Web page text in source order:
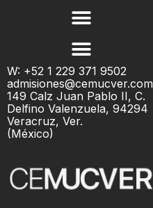
W: +52 1 229 371 9502
admisiones@cemucver.com
149 Calz Juan Pablo II, C.
Delfino Valenzuela, 94294
Veracruz, Ver.
(México)